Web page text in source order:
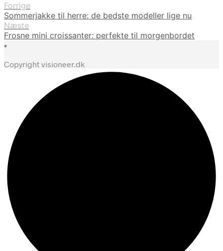
Forrige
Sommerjakke til herre: de bedste modeller lige nu
Næste
Frosne mini croissanter: perfekte til morgenbordet
•
Copyright visioneer.dk